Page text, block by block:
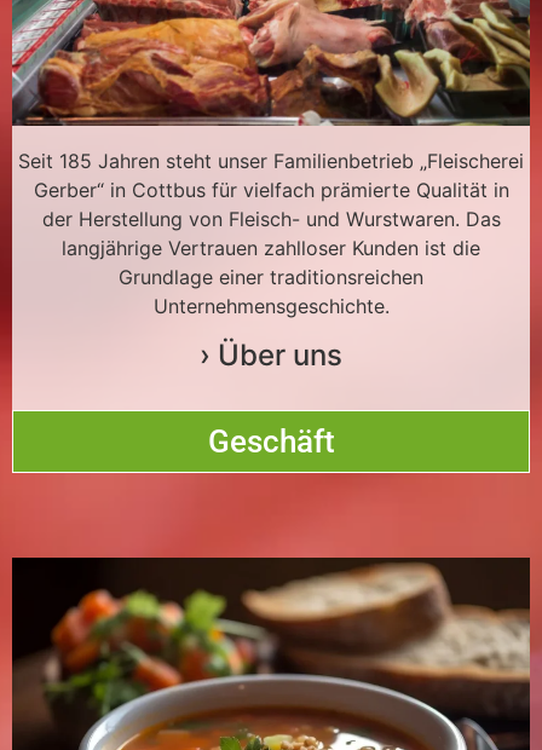
Seit 185 Jahren steht unser Familienbetrieb „Fleischerei
Gerber“ in Cottbus für vielfach prämierte Qualität in
der Herstellung von Fleisch- und Wurstwaren. Das
langjährige Vertrauen zahlloser Kunden ist die
Grundlage einer traditionsreichen
Unternehmensgeschichte.
› Über uns
Geschäft